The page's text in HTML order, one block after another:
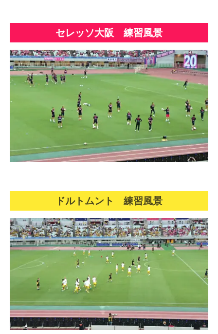
セレッソ大阪 練習風景
ドルトムント 練習風景